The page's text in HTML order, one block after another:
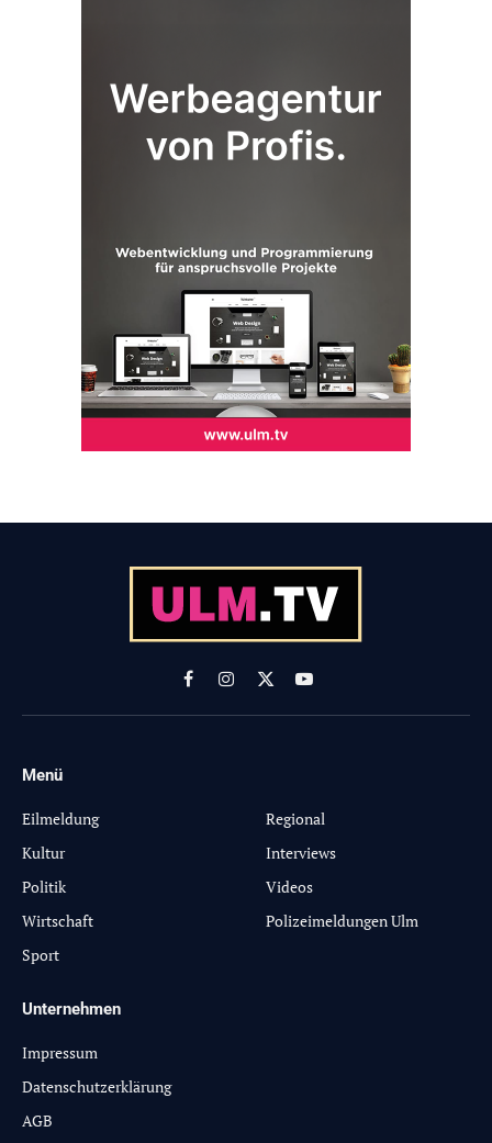
FacebookInstagram
X
(Twitter)
YouTube
Menü
Eilmeldung
Kultur
Politik
Wirtschaft
Sport
Regional
Interviews
Videos
Polizeimeldungen Ulm
Unternehmen
Impressum
Datenschutzerklärung
AGB